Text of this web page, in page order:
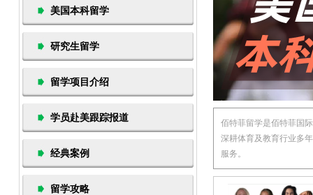
美国本科留学
研究生留学
留学项目介绍
学员赴美跟踪报道
经典案例
留学攻略
佰特菲留学是佰特菲国
深耕体育及教育行业多
服务。
运动特长生如
美国大学 体育留学
查看更多>>